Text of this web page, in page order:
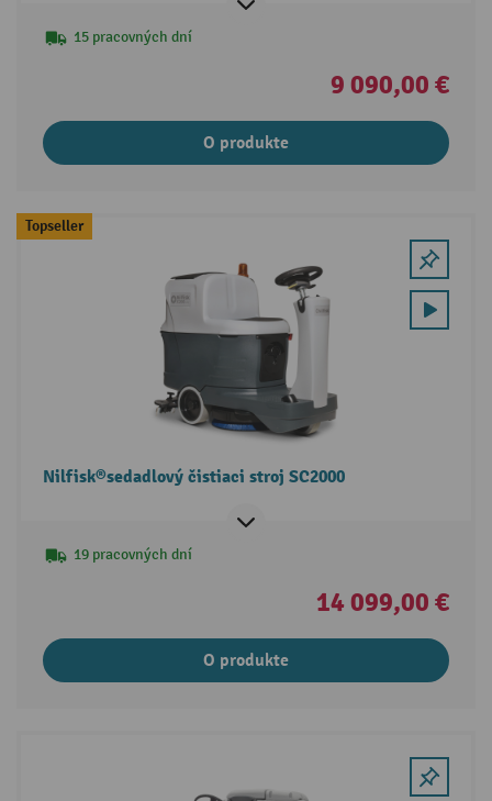
15 pracovných dní
9 090,00 €
O produkte
Topseller
Nilfisk®sedadlový čistiaci stroj SC2000
19 pracovných dní
14 099,00 €
O produkte